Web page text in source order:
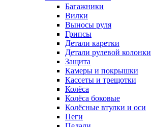
Багажники
Вилки
Выносы руля
Грипсы
Детали каретки
Детали рулевой колонки
Защита
Камеры и покрышки
Кассеты и трещотки
Колёса
Колёса боковые
Колёсные втулки и оси
Пеги